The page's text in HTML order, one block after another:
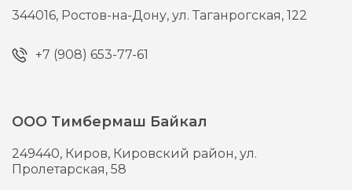
344016, Ростов-на-Дону,ул. Таганрогская, 122
+7 (908) 653-77-61
ООО Тимбермаш Байкал
249440, Киров, Кировский район, ул.
Пролетарская, 58